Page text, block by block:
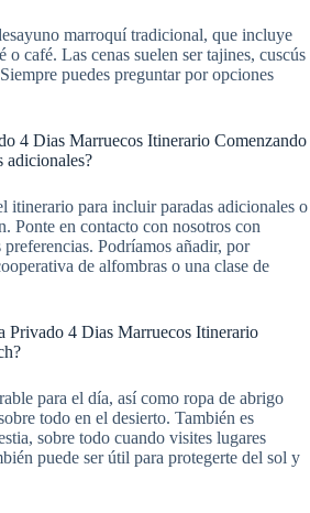
marroquí tradicional, que incluye
o café. Las cenas suelen ser tajines, cuscús
puedes preguntar por opciones
4 Dias Marruecos Itinerario Comenzando
adicionales?
itinerario para incluir paradas adicionales o
Ponte en contacto con nosotros con
Podríamos añadir, por
de alfombras o una clase de
Privado 4 Dias Marruecos Itinerario
para el día, así como ropa de abrigo
todo en el desierto. También es
sobre todo cuando visites lugares
puede ser útil para protegerte del sol y